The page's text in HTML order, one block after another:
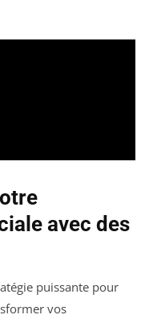
avec des
puissante pour
vos